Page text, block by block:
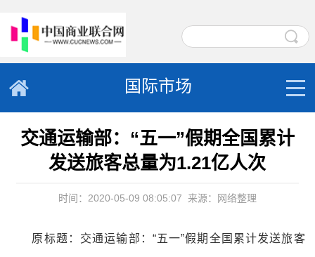
国际市场
交通运输部：“五一”假期全国累计
发送旅客总量为1.21亿人次
时间：2020-05-09 08:05:07 来源：网络整理
原标题：交通运输部：“五一”假期全国累计发送旅客